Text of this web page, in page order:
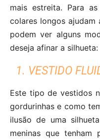
mais estreita. Para
colares longos ajudam
podem ver alguns
deseja afinar a silhueta:
1. VESTIDO
Este tipo de vestidos
gordurinhas e como
ilusão de uma
meninas que tenham